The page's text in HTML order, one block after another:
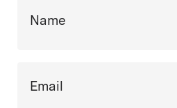
Name
Email